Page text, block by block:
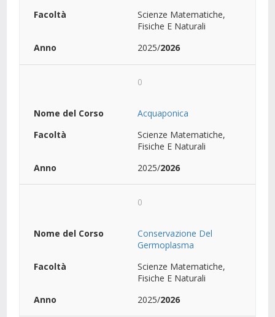
Scienze Matematiche,
Fisiche E Naturali
2025/2026
0
Acquaponica
Scienze Matematiche,
Fisiche E Naturali
2025/2026
0
Conservazione Del
Germoplasma
Scienze Matematiche,
Fisiche E Naturali
2025/2026